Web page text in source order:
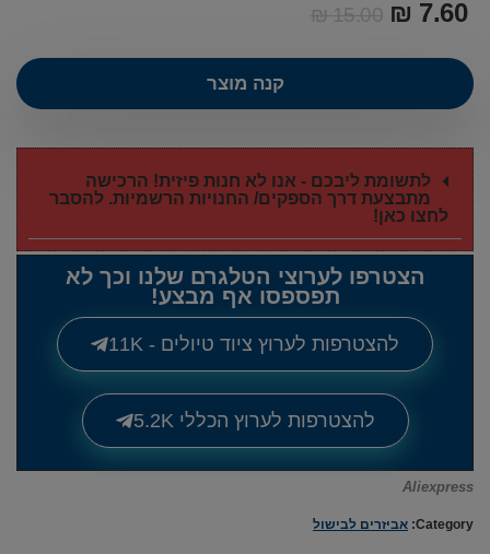
₪15.00 ₪ 7.60
קנה מוצר
לתשומת ליבכם - אנו לא חנות פיזית! הרכישה
מתבצעת דרך הספקים/ החנויות הרשמיות. להסבר
לחצו כאן!
הצטרפו לערוצי הטלגרם שלנו וכך לא
תפספסו אף מבצע!
להצטרפות לערוץ ציוד טיולים - 11K
להצטרפות לערוץ הכללי 5.2K
Aliexpress
Category: אביזרים לבישול